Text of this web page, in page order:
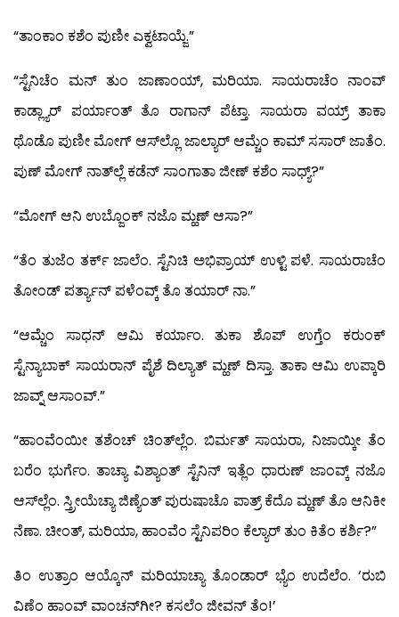
“ತಾಂಕಾಂ ಕಶೆಂ ಪುಣೀ ಎಕ್ವಟಾಯ್ಜೆ.”
“ಸ್ಟೆನಿಚೆಂ ಮನ್ ತುಂ ಜಾಣಾಂಯ್, ಮರಿಯಾ. ಸಾಯರಾಚೆಂ ನಾಂವ್
ಕಾಡ್ಲ್ಯಾರ್ ಪರ್ಯಾಂತ್ ತೊ ರಾಗಾನ್ ಪೆಟ್ತಾ. ಸಾಯರಾ ವಯ್ರ್ ತಾಕಾ
ಥೊಡೊ ಪುಣೀ ಮೋಗ್ ಆಸ್‍ಲ್ಲೊ ಜಾಲ್ಯಾರ್ ಆಮ್ಚೆಂ ಕಾಮ್ ಸಸಾರ್ ಜಾತೆಂ.
ಪುಣ್ ಮೋಗ್ ನಾತ್‍ಲ್ಲೆ ಕಡೆನ್ ಸಾಂಗಾತಾ ಜೀಣ್ ಕಶೆಂ ಸಾಧ್ಯ್?”
“ಮೋಗ್ ಆನಿ ಉಬ್ಜೊಂಕ್ ನಜೊ ಮ್ಹಣ್ ಆಸಾ?”
“ತೆಂ ತುಜೆಂ ತರ್ಕ್ ಜಾಲೆಂ. ಸ್ಟೆನಿಚಿ ಅಭಿಪ್ರಾಯ್ ಉಳ್ಟಿ ಪಳೆ. ಸಾಯರಾಚೆಂ
ತೋಂಡ್ ಪರ್ತ್ಯಾನ್ ಪಳೆಂವ್ಕ್ ತೊ ತಯಾರ್ ನಾ.”
“ಆಮ್ಚೆಂ ಸಾಧನ್ ಆಮಿ ಕರ್ಯಾಂ. ತುಕಾ ಶೊಪ್ ಉಗ್ತೆಂ ಕರುಂಕ್
ಸ್ಟೆನ್ಯಾಬಾಕ್ ಸಾಯರಾನ್ ಪೈಶೆ ದಿಲ್ಯಾತ್ ಮ್ಹಣ್ ದಿಸ್ತಾ. ತಾಕಾ ಆಮಿ ಉಪ್ಕಾರಿ
ಜಾವ್ನ್ ಆಸಾಂವ್.”
“ಹಾಂವೆಂಯೀ ತಶೆಂಚ್ ಚಿಂತ್‍ಲ್ಲೆಂ. ಬಿರ್ಮತ್ ಸಾಯರಾ, ನಿಜಾಯ್ಕೀ ತೆಂ
ಬರೆಂ ಭುರ್ಗೆಂ. ತಾಚ್ಯಾ ವಿಶ್ಯಾಂತ್ ಸ್ಟೆನಿನ್ ಇತ್ಲೆಂ ಧಾರುಣ್ ಜಾಂವ್ಕ್ ನಜೊ
ಆಸ್‍ಲ್ಲೆಂ. ಸ್ತ್ರೀಯೆಚ್ಯಾ ಜಿಣ್ಯೆಂತ್ ಪುರುಷಾಚೊ ಪಾತ್ರ್ ಕೆದೊ ಮ್ಹಣ್ ತೊ ಆನಿಕೀ
ನೆಣಾ. ಚೀಂತ್, ಮರಿಯಾ, ಹಾಂವೆಂ ಸ್ಟೆನಿಪರಿಂ ಕೆಲ್ಯಾರ್ ತುಂ ಕಿತೆಂ ಕರ್ಶಿ?”
ತಿಂ ಉತ್ರಾಂ ಆಯ್ಕೊನ್ ಮರಿಯಾಚ್ಯಾ ತೊಂಡಾರ್ ಭ್ಯೆಂ ಉದೆಲೆಂ. ‘ರುಬಿ
ವಿಣೆಂ ಹಾಂವ್ ವಾಂಚನ್‍ಗೀ? ಕಸಲೆಂ ಜೀವನ್ ತೆಂ!’